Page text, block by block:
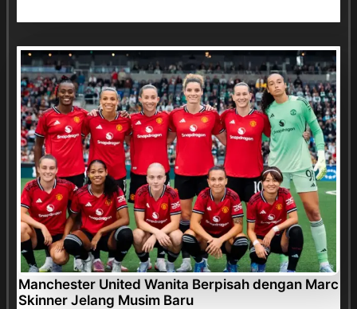
Manchester United Wanita Berpisah dengan Marc
Skinner Jelang Musim Baru